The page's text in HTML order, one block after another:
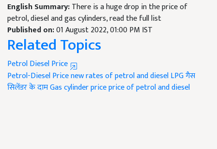
English Summary:There is a huge drop in the price of
petrol, diesel and gas cylinders, read the full list
Published on:01 August 2022, 01:00 PM IST
Related Topics
Petrol Diesel Price
Petrol-Diesel Pricenew rates of petrol and dieselLPG गैस
सिलेंडर के दामGas cylinder priceprice of petrol and diesel